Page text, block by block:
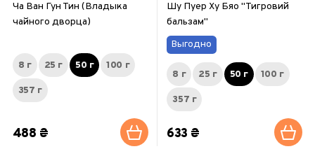
Ча Ван Гун Тин (Владыка
чайного дворца)
8 г 25 г 50 г 100 г
357 г
488 ₴
Шу Пуер Ху Бяо "Тигровий
бальзам"
Выгодно
8 г 25 г 50 г 100 г
357 г
633 ₴